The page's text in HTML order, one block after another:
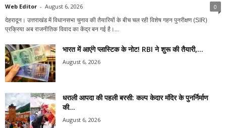
Web Editor - August 6, 2026 0
देहरादून। उत्तराखंड में विधानसभा चुनाव की तैयारियों के बीच चल रही विशेष गहन पुनरीक्षण (SIR)
प्रक्रिया अब राजनीतिक विवाद का केंद्र बन गई है।...
भारत में आएंगे प्लास्टिक के नोट! RBI ने शुरू की तैयारी,...
August 6, 2026
धराली आपदा की पहली बरसी: कल्प केदार मंदिर के पुनर्निर्माण
की...
August 6, 2026